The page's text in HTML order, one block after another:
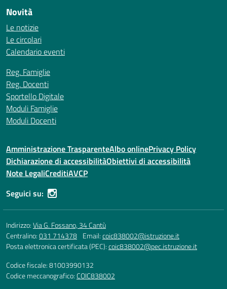
Novità
Le notizie
Le circolari
Calendario eventi
Reg. Famiglie
Reg. Docenti
Sportello Digitale
Moduli Famiglie
Moduli Docenti
Amministrazione TrasparenteAlbo onlinePrivacy Policy
Dichiarazione di accessibilitàObiettivi di accessibilità
Note LegaliCreditiAVCP
Seguici su:
Indirizzo:Via G. Fossano, 34 Cantù
Centralino:031 714378 Email:coic838002@istruzione.it
Posta elettronica certificata (PEC):coic838002@pec.istruzione.it
Codice fiscale: 81003990132
Codice meccanografico:COIC838002